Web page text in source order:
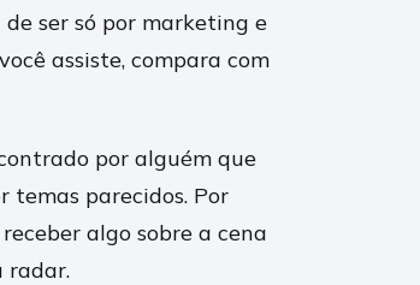
ser só por marketing e
assiste, compara com
por alguém que
temas parecidos. Por
algo sobre a cena
radar.